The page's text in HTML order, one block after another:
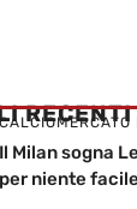
RECENTI
CALCIOMERCATO
Il Milan sogna
per niente facile